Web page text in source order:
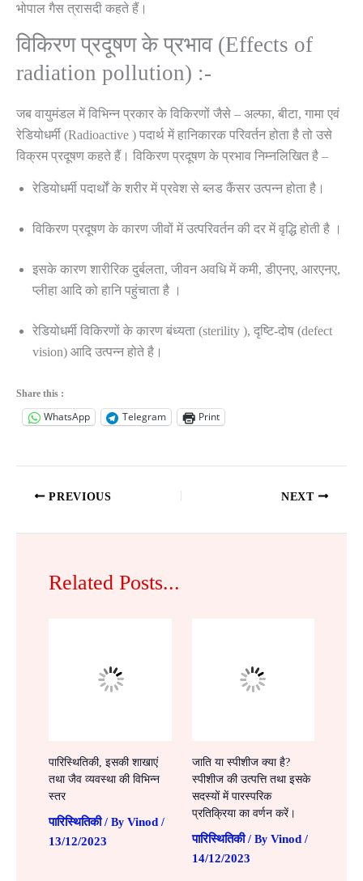
भोपाल गैस त्रासदी कहते हैं।
विकिरण प्रदूषण के प्रभाव (Effects of
radiation pollution) :-
जब वायुमंडल में विभिन्न प्रकार के विकिरणों जैसे – अल्फा, बीटा, गामा एवं
रेडियोधर्मी (Radioactive ) पदार्थ में हानिकारक परिवर्तन होता है तो उसे
विक्रम प्रदूषण कहते हैं। विकिरण प्रदूषण के प्रभाव निम्नलिखित है –
रेडियोधर्मी पदार्थों के शरीर में प्रवेश से ब्लड कैंसर उत्पन्न होता है।
विकिरण प्रदूषण के कारण जीवों में उत्परिवर्तन की दर में वृद्धि होती है ।
इसके कारण शारीरिक दुर्बलता, जीवन अवधि में कमी, डीएनए, आरएनए,
प्लीहा आदि को हानि पहुंचाता है ।
रेडियोधर्मी विकिरणों के कारण बंध्यता (sterility ), दृष्टि-दोष (defect
vision) आदि उत्पन्न होते है।
Share this :
WhatsApp Telegram Print
PREVIOUS NEXT
Related Posts...
पारिस्थितिकी, इसकी शाखाएं
तथा जैव व्यवस्था की विभिन्न
स्तर
पारिस्थितिकी/ By Vinod /
13/12/2023
जाति या स्पीशीज क्या है?
स्पीशीज की उत्पत्ति तथा इसके
सदस्यों में पारस्परिक
प्रतिक्रिया का वर्णन करें।
पारिस्थितिकी/ By Vinod /
14/12/2023